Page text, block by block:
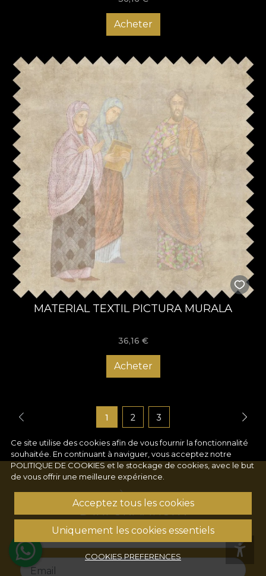
Acheter
MATERIAL TEXTIL PICTURA MURALA
36,16 €
Acheter
1 2 3
Ce site utilise des cookies afin de vous fournir la fonctionnalité
souhaitée. En continuant à naviguer, vous acceptez notre
POLITIQUE DE COOKIES et le stockage de cookies, avec le but
de vous offrir une meilleure expérience.
Acceptez tous les cookies
Uniquement les cookies essentiels
COOKIES PREFERENCES
S'ABONNER À NOTRE LETTRE
D'INFORMATION !
Name
Email